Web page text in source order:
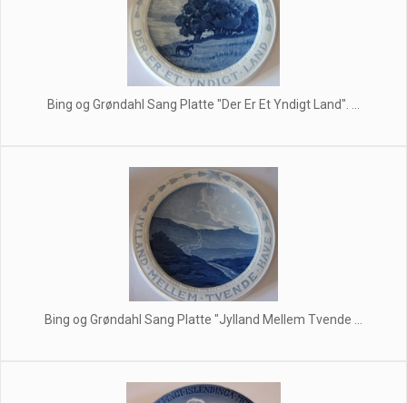
Bing og Grøndahl Sang Platte "Der Er Et Yndigt Land". ...
Bing og Grøndahl Sang Platte "Jylland Mellem Tvende ...